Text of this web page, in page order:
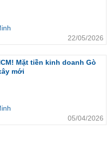
22/05/2026
Mặt tiền kinh doanh Gò
mới
05/04/2026